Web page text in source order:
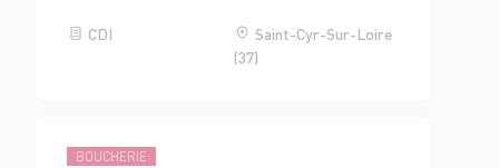
CDI
Saint-Cyr-Sur-Loire
(37)
BOUCHERIE